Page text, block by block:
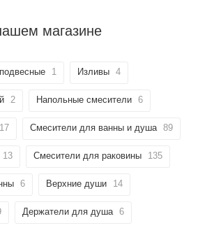
магазине
1 Изливы 4
2 Напольные смесители 6
17 Смесители для ванны и душа 89
13 Смесители для раковины 135
6 Верхние души 14
Держатели для душа 6